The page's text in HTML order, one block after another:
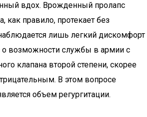
вдох. Врожденный пролапс
как правило, протекает без
лишь легкий дискомфорт
о возможности службы в армии с
клапана второй степени, скорее
В этом вопросе
объем регургитации.